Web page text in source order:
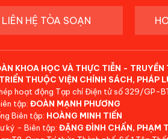
LIÊN HỆ TÒA SOẠN
KHOA HỌC VÀ THỰC TIỄN -
THUỘC VIỆN CHÍNH SÁCH, PHÁP
hoạt động Tạp chí Điện tử số 329/GP-
tập: ĐOÀN MẠNH PHƯƠNG
Biên tập: HOÀNG MINH TIẾN
ký - Biên tập: ĐẶNG ĐÌNH CHẤN, PHẠM